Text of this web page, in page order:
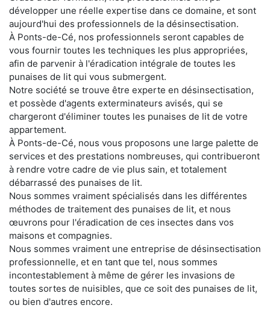
développer une réelle expertise dans ce domaine, et sont
aujourd'hui des professionnels de la désinsectisation.
À Ponts-de-Cé, nos professionnels seront capables de
vous fournir toutes les techniques les plus appropriées,
afin de parvenir à l'éradication intégrale de toutes les
punaises de lit qui vous submergent.
Notre société se trouve être experte en désinsectisation,
et possède d'agents exterminateurs avisés, qui se
chargeront d'éliminer toutes les punaises de lit de votre
appartement.
À Ponts-de-Cé, nous vous proposons une large palette de
services et des prestations nombreuses, qui contribueront
à rendre votre cadre de vie plus sain, et totalement
débarrassé des punaises de lit.
Nous sommes vraiment spécialisés dans les différentes
méthodes de traitement des punaises de lit, et nous
œuvrons pour l'éradication de ces insectes dans vos
maisons et compagnies.
Nous sommes vraiment une entreprise de désinsectisation
professionnelle, et en tant que tel, nous sommes
incontestablement à même de gérer les invasions de
toutes sortes de nuisibles, que ce soit des punaises de lit,
ou bien d'autres encore.